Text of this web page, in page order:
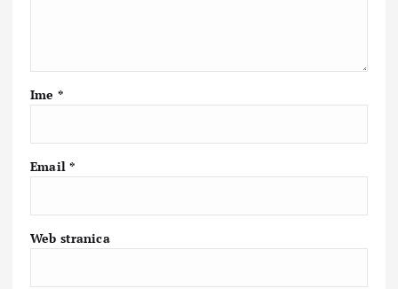
Ime *
Email *
Web stranica